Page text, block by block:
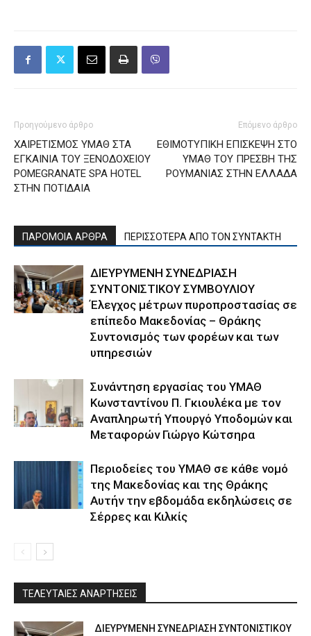
Προηγούμενο άρθρο
ΧΑΙΡΕΤΙΣΜΟΣ ΥΜΑΘ ΣΤΑ
ΕΓΚΑΙΝΙΑ ΤΟΥ ΞΕΝΟΔΟΧΕΙΟΥ
POMEGRANATE SPA HOTEL
ΣΤΗΝ ΠΟΤΙΔΑΙΑ
Επόμενο άρθρο
ΕΘΙΜΟΤΥΠΙΚΗ ΕΠΙΣΚΕΨΗ ΣΤΟ
ΥΜΑΘ ΤΟΥ ΠΡΕΣΒΗ ΤΗΣ
ΡΟΥΜΑΝΙΑΣ ΣΤΗΝ ΕΛΛΑΔΑ
ΠΑΡΟΜΟΙΑ ΑΡΘΡΑ ΠΕΡΙΣΣΟΤΕΡΑ ΑΠΟ ΤΟΝ ΣΥΝΤΑΚΤΗ
ΔΙΕΥΡΥΜΕΝΗ ΣΥΝΕΔΡΙΑΣΗ
ΣΥΝΤΟΝΙΣΤΙΚΟΥ ΣΥΜΒΟΥΛΙΟΥ
Έλεγχος μέτρων πυροπροστασίας σε
επίπεδο Μακεδονίας – Θράκης
Συντονισμός των φορέων και των
υπηρεσιών
Συνάντηση εργασίας του ΥΜΑΘ
Κωνσταντίνου Π. Γκιουλέκα με τον
Αναπληρωτή Υπουργό Υποδομών και
Μεταφορών Γιώργο Κώτσηρα
Περιοδείες του ΥΜΑΘ σε κάθε νομό
της Μακεδονίας και της Θράκης
Αυτήν την εβδομάδα εκδηλώσεις σε
Σέρρες και Κιλκίς
ΤΕΛΕΥΤΑΙΕΣ ΑΝΑΡΤΗΣΕΙΣ
ΔΙΕΥΡΥΜΕΝΗ ΣΥΝΕΔΡΙΑΣΗ ΣΥΝΤΟΝΙΣΤΙΚΟΥ